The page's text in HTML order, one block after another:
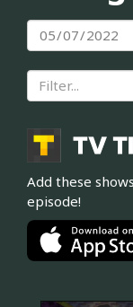
Add these
episode!